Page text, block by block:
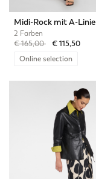
Midi-Rock mit A-Linie
2 Farben
Price reduced from
€ 165,00to€ 115,50
Online selection